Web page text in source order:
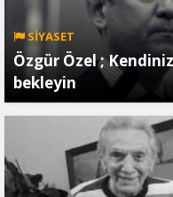
SİYASET
Özgür Özel ;
bekleyin